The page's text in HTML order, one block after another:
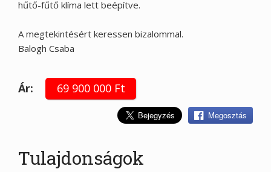
hűtő-fűtő klíma lett beépítve.
A megtekintésért keressen bizalommal.
Balogh Csaba
Ár: 69 900 000 Ft
Megosztás
Tulajdonságok